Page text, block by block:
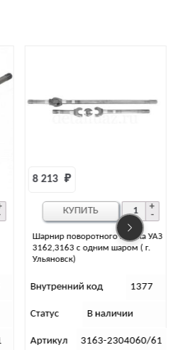
Шарнир поворотного кулака УАЗ,
короткий (гибридный мост)
7 096 ₽
Внутренний код 33958
Статус В наличии
Артикул 3741-00-2304060
КУПИТЬ